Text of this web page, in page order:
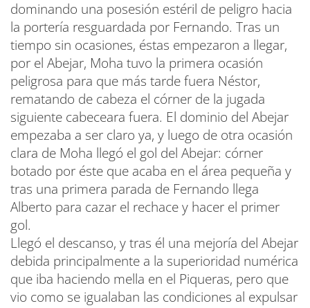
dominando una posesión estéril de peligro hacia
la portería resguardada por Fernando. Tras un
tiempo sin ocasiones, éstas empezaron a llegar,
por el Abejar, Moha tuvo la primera ocasión
peligrosa para que más tarde fuera Néstor,
rematando de cabeza el córner de la jugada
siguiente cabeceara fuera. El dominio del Abejar
empezaba a ser claro ya, y luego de otra ocasión
clara de Moha llegó el gol del Abejar: córner
botado por éste que acaba en el área pequeña y
tras una primera parada de Fernando llega
Alberto para cazar el rechace y hacer el primer
gol.
Llegó el descanso, y tras él una mejoría del Abejar
debida principalmente a la superioridad numérica
que iba haciendo mella en el Piqueras, pero que
vio como se igualaban las condiciones al expulsar